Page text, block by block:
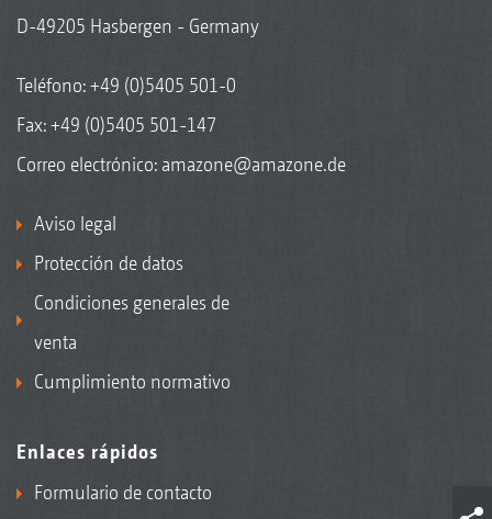
D-49205 Hasbergen - Germany
Teléfono:+49 (0)5405 501-0
Fax: +49 (0)5405 501-147
Correo electrónico: amazone@amazone.de
Aviso legal
Protección de datos
Condiciones generales de
venta
Cumplimiento normativo
Enlaces rápidos
Formulario de contacto